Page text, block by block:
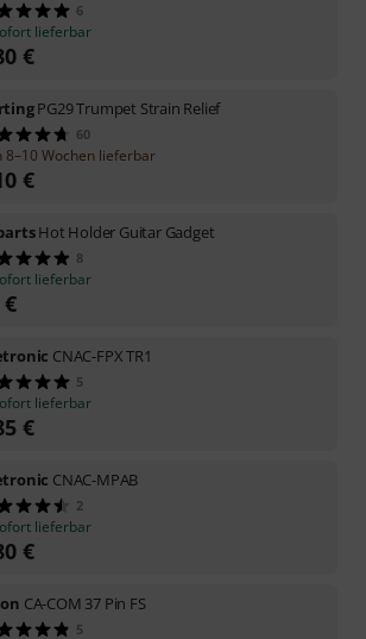
6
lieferbar
€
PG29 Trumpet Strain Relief
60
8–10 Wochen lieferbar
€
Hot Holder Guitar Gadget
8
lieferbar
€
CNAC-FPX TR1
5
lieferbar
€
CNAC-MPAB
2
lieferbar
€
CA-COM 37 Pin FS
5